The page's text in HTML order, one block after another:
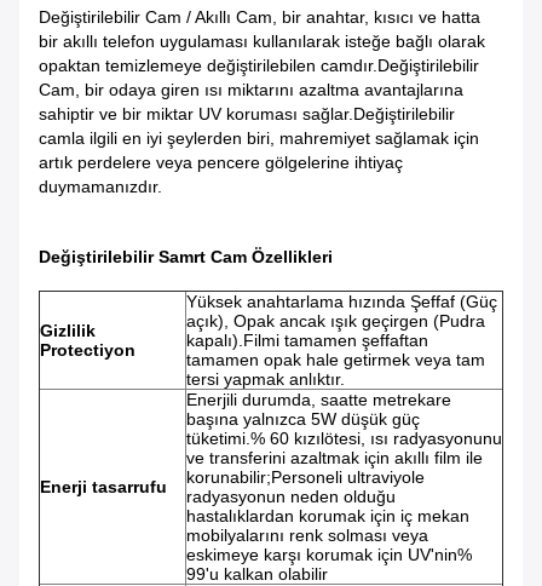
Değiştirilebilir Cam / Akıllı Cam, bir anahtar, kısıcı ve hatta
bir akıllı telefon uygulaması kullanılarak isteğe bağlı olarak
opaktan temizlemeye değiştirilebilen camdır.Değiştirilebilir
Cam, bir odaya giren ısı miktarını azaltma avantajlarına
sahiptir ve bir miktar UV koruması sağlar.Değiştirilebilir
camla ilgili en iyi şeylerden biri, mahremiyet sağlamak için
artık perdelere veya pencere gölgelerine ihtiyaç
duymamanızdır.
Değiştirilebilir Samrt Cam Özellikleri
Gizlilik
Protectiyon
Yüksek anahtarlama hızında Şeffaf (Güç
açık), Opak ancak ışık geçirgen (Pudra
kapalı).Filmi tamamen şeffaftan
tamamen opak hale getirmek veya tam
tersi yapmak anlıktır.
Enerji tasarrufu
Enerjili durumda, saatte metrekare
başına yalnızca 5W düşük güç
tüketimi.% 60 kızılötesi, ısı radyasyonunu
ve transferini azaltmak için akıllı film ile
korunabilir;Personeli ultraviyole
radyasyonun neden olduğu
hastalıklardan korumak için iç mekan
mobilyalarını renk solması veya
eskimeye karşı korumak için UV'nin%
99'u kalkan olabilir